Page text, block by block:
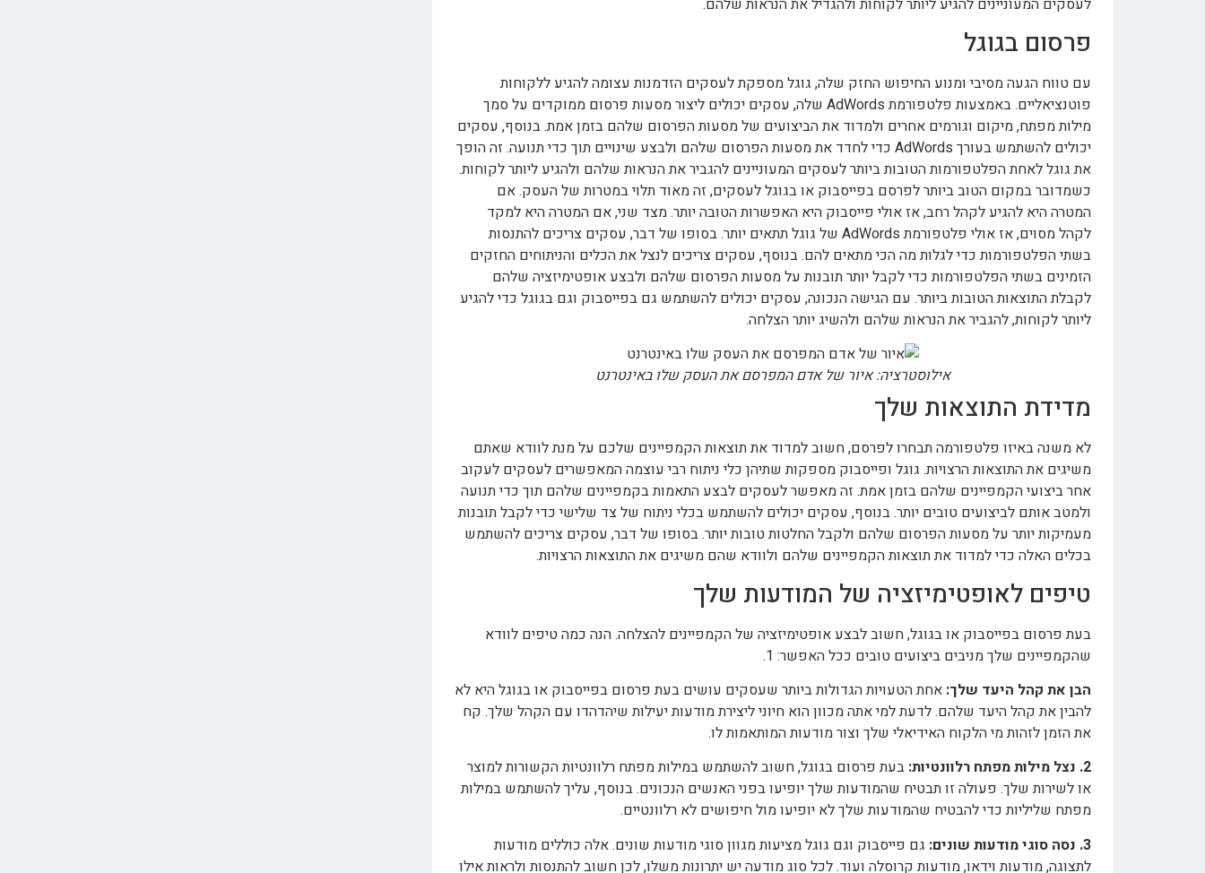
לעסקים המעוניינים להגיע ליותר לקוחות ולהגדיל את הנראות שלהם.
פרסום בגוגל
עם טווח הגעה מסיבי ומנוע החיפוש החזק שלה, גוגל מספקת לעסקים הזדמנות עצומה להגיע ללקוחות
פוטנציאליים. באמצעות פלטפורמת AdWords שלה, עסקים יכולים ליצור מסעות פרסום ממוקדים על סמך
מילות מפתח, מיקום וגורמים אחרים ולמדוד את הביצועים של מסעות הפרסום שלהם בזמן אמת. בנוסף, עסקים
יכולים להשתמש בעורך AdWords כדי לחדד את מסעות הפרסום שלהם ולבצע שינויים תוך כדי תנועה. זה הופך
את גוגל לאחת הפלטפורמות הטובות ביותר לעסקים המעוניינים להגביר את הנראות שלהם ולהגיע ליותר לקוחות.
כשמדובר במקום הטוב ביותר לפרסם בפייסבוק או בגוגל לעסקים, זה מאוד תלוי במטרות של העסק. אם
המטרה היא להגיע לקהל רחב, אז אולי פייסבוק היא האפשרות הטובה יותר. מצד שני, אם המטרה היא למקד
לקהל מסוים, אז אולי פלטפורמת AdWords של גוגל תתאים יותר. בסופו של דבר, עסקים צריכים להתנסות
בשתי הפלטפורמות כדי לגלות מה הכי מתאים להם. בנוסף, עסקים צריכים לנצל את הכלים והניתוחים החזקים
הזמינים בשתי הפלטפורמות כדי לקבל יותר תובנות על מסעות הפרסום שלהם ולבצע אופטימיזציה שלהם
לקבלת התוצאות הטובות ביותר. עם הגישה הנכונה, עסקים יכולים להשתמש גם בפייסבוק וגם בגוגל כדי להגיע
ליותר לקוחות, להגביר את הנראות שלהם ולהשיג יותר הצלחה.
אילוסטרציה: איור של אדם המפרסם את העסק שלו באינטרנט
מדידת התוצאות שלך
לא משנה באיזו פלטפורמה תבחרו לפרסם, חשוב למדוד את תוצאות הקמפיינים שלכם על מנת לוודא שאתם
משיגים את התוצאות הרצויות. גוגל ופייסבוק מספקות שתיהן כלי ניתוח רבי עוצמה המאפשרים לעסקים לעקוב
אחר ביצועי הקמפיינים שלהם בזמן אמת. זה מאפשר לעסקים לבצע התאמות בקמפיינים שלהם תוך כדי תנועה
ולמטב אותם לביצועים טובים יותר. בנוסף, עסקים יכולים להשתמש בכלי ניתוח של צד שלישי כדי לקבל תובנות
מעמיקות יותר על מסעות הפרסום שלהם ולקבל החלטות טובות יותר. בסופו של דבר, עסקים צריכים להשתמש
בכלים האלה כדי למדוד את תוצאות הקמפיינים שלהם ולוודא שהם משיגים את התוצאות הרצויות.
טיפים לאופטימיזציה של המודעות שלך
בעת פרסום בפייסבוק או בגוגל, חשוב לבצע אופטימיזציה של הקמפיינים להצלחה. הנה כמה טיפים לוודא
שהקמפיינים שלך מניבים ביצועים טובים ככל האפשר: 1.
הבן את קהל היעד שלך: אחת הטעויות הגדולות ביותר שעסקים עושים בעת פרסום בפייסבוק או בגוגל היא לא
להבין את קהל היעד שלהם. לדעת למי אתה מכוון הוא חיוני ליצירת מודעות יעילות שיהדהדו עם הקהל שלך. קח
את הזמן לזהות מי הלקוח האידיאלי שלך וצור מודעות המותאמות לו.
2. נצל מילות מפתח רלוונטיות:
בעת פרסום בגוגל, חשוב להשתמש במילות מפתח רלוונטיות הקשורות למוצר
או לשירות שלך. פעולה זו תבטיח שהמודעות שלך יופיעו בפני האנשים הנכונים. בנוסף, עליך להשתמש במילות
מפתח שליליות כדי להבטיח שהמודעות שלך לא יופיעו מול חיפושים לא רלוונטיים.
3. נסה סוגי מודעות שונים:
גם פייסבוק וגם גוגל מציעות מגוון סוגי מודעות שונים. אלה כוללים מודעות
לתצוגה, מודעות וידאו, מודעות קרוסלה ועוד. לכל סוג מודעה יש יתרונות משלו, לכן חשוב להתנסות ולראות אילו